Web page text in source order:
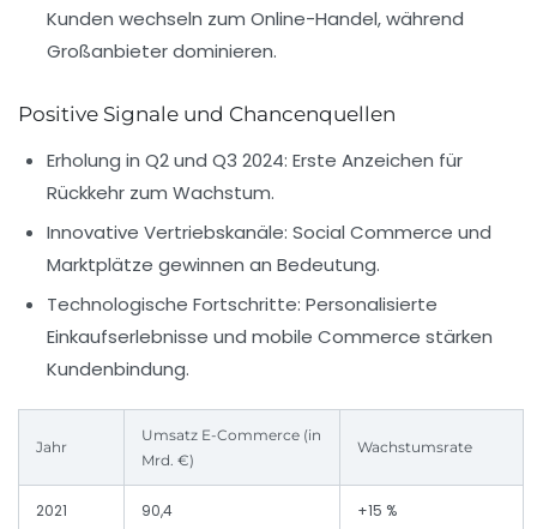
Kunden wechseln zum Online-Handel, während
Großanbieter dominieren.
Positive Signale und Chancenquellen
Erholung in Q2 und Q3 2024: Erste Anzeichen für
Rückkehr zum Wachstum.
Innovative Vertriebskanäle: Social Commerce und
Marktplätze gewinnen an Bedeutung.
Technologische Fortschritte: Personalisierte
Einkaufserlebnisse und mobile Commerce stärken
Kundenbindung.
Jahr
Umsatz E-Commerce (in
Mrd. €)
Wachstumsrate
2021 90,4 +15 %